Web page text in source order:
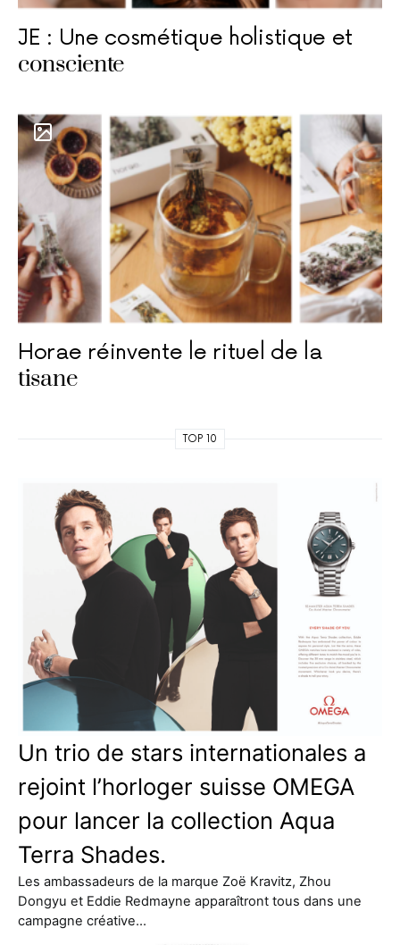
JE : Une cosmétique holistique et
consciente
Horae réinvente le rituel de la
tisane
TOP 10
Un trio de stars internationales a
rejoint l’horloger suisse OMEGA
pour lancer la collection Aqua
Terra Shades.
Les ambassadeurs de la marque Zoë Kravitz, Zhou
Dongyu et Eddie Redmayne apparaîtront tous dans une
campagne créative…